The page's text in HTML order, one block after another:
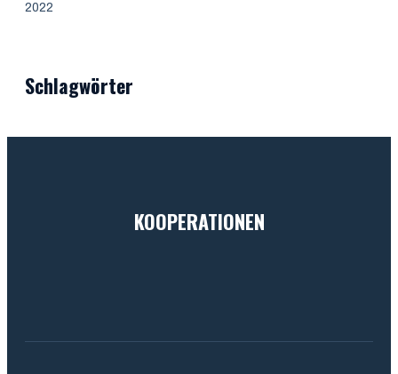
2022
Schlagwörter
KOOPERATIONEN